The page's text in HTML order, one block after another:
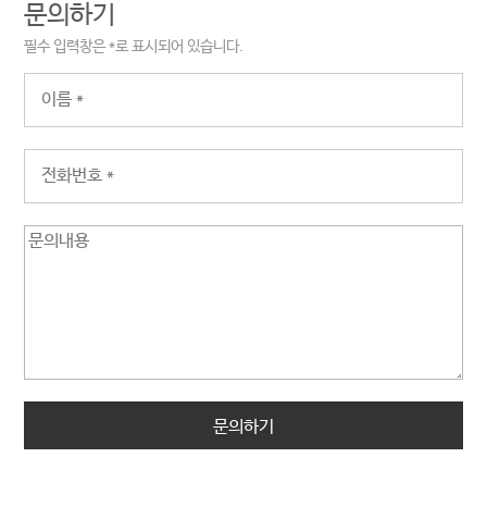
문의하기
필수 입력창은*로 표시되어 있습니다.
문의하기